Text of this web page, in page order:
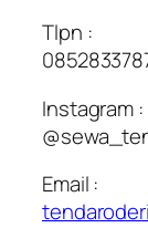
Tlpn :
Instagram :
Email :